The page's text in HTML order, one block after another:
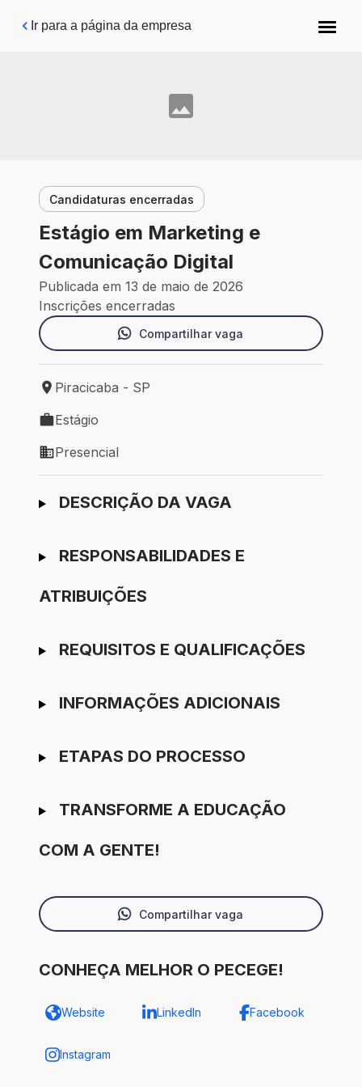
Pular para o conteúdo principal
Ir para a página da empresa
Candidaturas encerradas
Estágio em Marketing e
Comunicação Digital
Publicada em 13 de maio de 2026
Inscrições encerradas
Compartilhar vaga
Local de trabalho: Piracicaba - SP
Piracicaba - SP
Tipo de vaga: Estágio
Estágio
Modelo de trabalho: Presencial
Presencial
Ir para candidatura
DESCRIÇÃO DA VAGA
RESPONSABILIDADES E
ATRIBUIÇÕES
REQUISITOS E QUALIFICAÇÕES
INFORMAÇÕES ADICIONAIS
ETAPAS DO PROCESSO
TRANSFORME A EDUCAÇÃO
COM A GENTE!
Compartilhar vaga
CONHEÇA MELHOR O PECEGE!
Website LinkedIn Facebook
Instagram